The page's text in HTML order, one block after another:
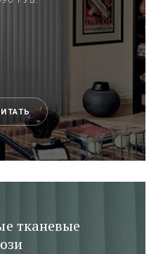
тканевые